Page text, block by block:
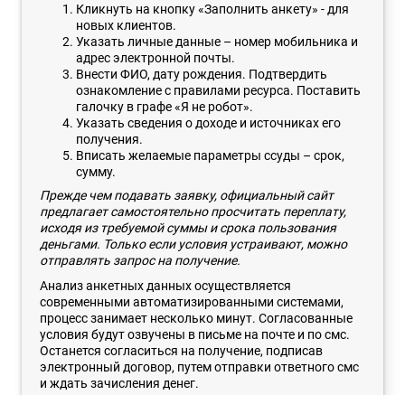
Кликнуть на кнопку «Заполнить анкету» - для
новых клиентов.
Указать личные данные – номер мобильника и
адрес электронной почты.
Внести ФИО, дату рождения. Подтвердить
ознакомление с правилами ресурса. Поставить
галочку в графе «Я не робот».
Указать сведения о доходе и источниках его
получения.
Вписать желаемые параметры ссуды – срок,
сумму.
Прежде чем подавать заявку, официальный сайт
предлагает самостоятельно просчитать переплату,
исходя из требуемой суммы и срока пользования
деньгами. Только если условия устраивают, можно
отправлять запрос на получение.
Анализ анкетных данных осуществляется
современными автоматизированными системами,
процесс занимает несколько минут. Согласованные
условия будут озвучены в письме на почте и по смс.
Останется согласиться на получение, подписав
электронный договор, путем отправки ответного смс
и ждать зачисления денег.